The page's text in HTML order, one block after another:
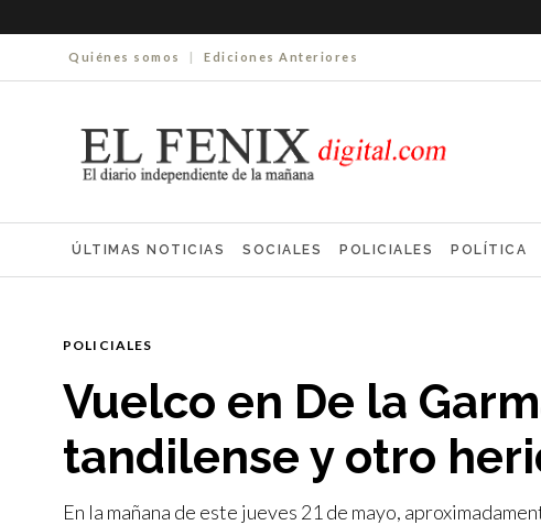
Quiénes somos | Ediciones Anteriores
ÚLTIMAS NOTICIAS SOCIALES POLICIALES POLÍTICA
POLICIALES
Vuelco en De la
tandilense y otro
En la mañana de este jueves 21 de mayo,